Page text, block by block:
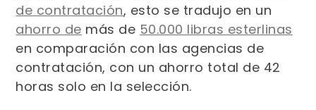
de contratación, esto se tradujo en un
ahorro de más de 50.000 libras esterlinas
en comparación con las agencias de
contratación, con un ahorro total de 42
horas solo en la selección.